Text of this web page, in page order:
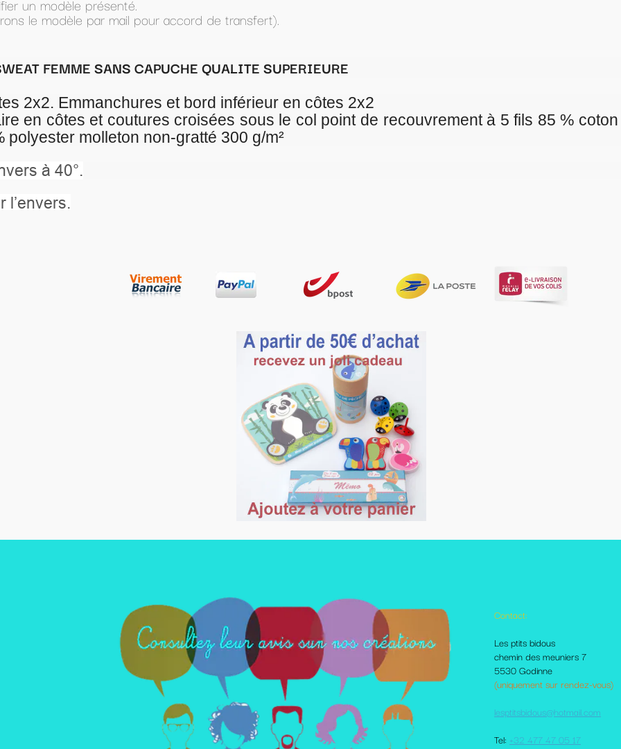
Les ptits bidous
chemin des meuniers 7
5530 Godinne
(uniquement sur rendez-vous)
lesptitsbidous@hotmail.com
Tel:
+32 477 47 05 17
Autres pages disponibles
Foire aux questions
Le Blog
Les livraisons et paiement
Mes amis sur le net
Me contacter
votre comte client
de transfert).
QUALITE SUPERIEURE
bord inférieur en côtes 2x2
croisées sous le col point de recouvrement à 5 fils 85 % coton organique peigné
gratté 300 g/m²